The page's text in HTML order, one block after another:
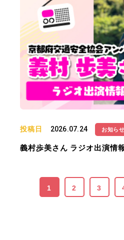
投稿日 2026.07.24 お知らせ
義村歩美さん ラジオ出演情
1 2 3